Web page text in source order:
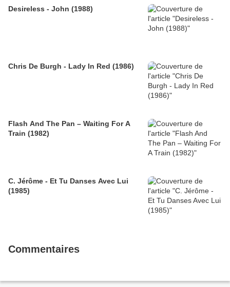
Desireless - John (1988)
Chris De Burgh - Lady In Red (1986)
Flash And The Pan – Waiting For A
Train (1982)
C. Jérôme - Et Tu Danses Avec Lui
(1985)
Commentaires